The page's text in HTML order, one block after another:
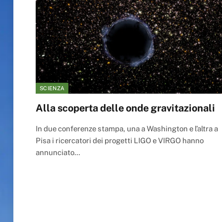
SCIENZA
Alla scoperta delle onde gravitazionali
In due conferenze stampa, una a Washington e l’altra a
Pisa i ricercatori dei progetti LIGO e VIRGO hanno
annunciato…